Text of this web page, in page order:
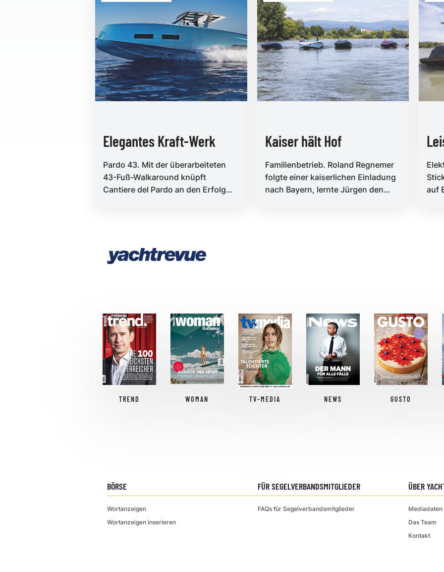
Elegantes Kraft-Werk
Pardo 43. Mit der überarbeiteten
43-Fuß-Walkaround knüpft
Cantiere del Pardo an den Erfolg
Kaiser hält Hof
Familienbetrieb. Roland Regnemer
folgte einer kaiserlichen Einladung
nach Bayern, lernte Jürgen den
auf
TREND WOMAN TV-MEDIA NEWS GUSTO
BÖRSE
Wortanzeigen
Wortanzeigen inserieren
FÜR SEGELVERBANDSMITGLIEDER
FAQs für Segelverbandsmitglieder
ÜBER
Mediadaten
Das Team
Kontakt